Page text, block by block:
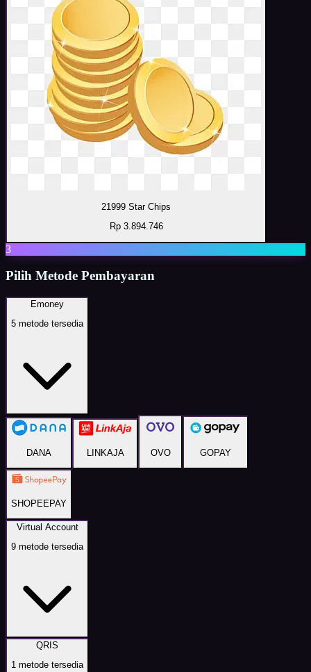
21999 Star Chips
Rp 3.894.746
3
Pilih Metode Pembayaran
Emoney
5 metode tersedia
DANA LINKAJA OVO GOPAY
SHOPEEPAY
Virtual Account
9 metode tersedia
QRIS
1 metode tersedia